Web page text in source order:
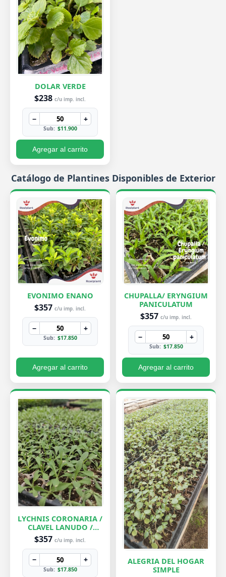
DOLAR VERDE
$238 c/u imp. incl.
− +
Sub: $11.900
Agregar al carrito
Catálogo de Plantines Disponibles de Exterior
EVONIMO ENANO
$357 c/u imp. incl.
− +
Sub: $17.850
Agregar al carrito
CHUPALLA/ ERYNGIUM
PANICULATUM
$357 c/u imp. incl.
− +
Sub: $17.850
Agregar al carrito
LYCHNIS CORONARIA /
CLAVEL LANUDO /
ABUELA
$357 c/u imp. incl.
− +
Sub: $17.850
ALEGRIA DEL HOGAR
SIMPLE